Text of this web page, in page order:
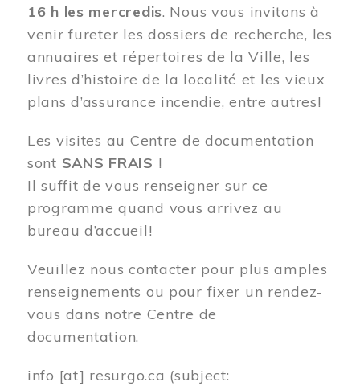
16 h les mercredis. Nous vous invitons à
venir fureter les dossiers de recherche, les
annuaires et répertoires de la Ville, les
livres d’histoire de la localité et les vieux
plans d’assurance incendie, entre autres!
Les visites au Centre de documentation
sont SANS FRAIS !
Il suffit de vous renseigner sur ce
programme quand vous arrivez au
bureau d’accueil!
Veuillez nous contacter pour plus amples
renseignements ou pour fixer un rendez-
vous dans notre Centre de
documentation.
info [at] resurgo.ca (subject: